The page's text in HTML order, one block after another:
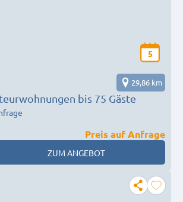
5
bis 75 Gäste
29,86 km
Preis auf Anfrage
ZUM ANGEBOT